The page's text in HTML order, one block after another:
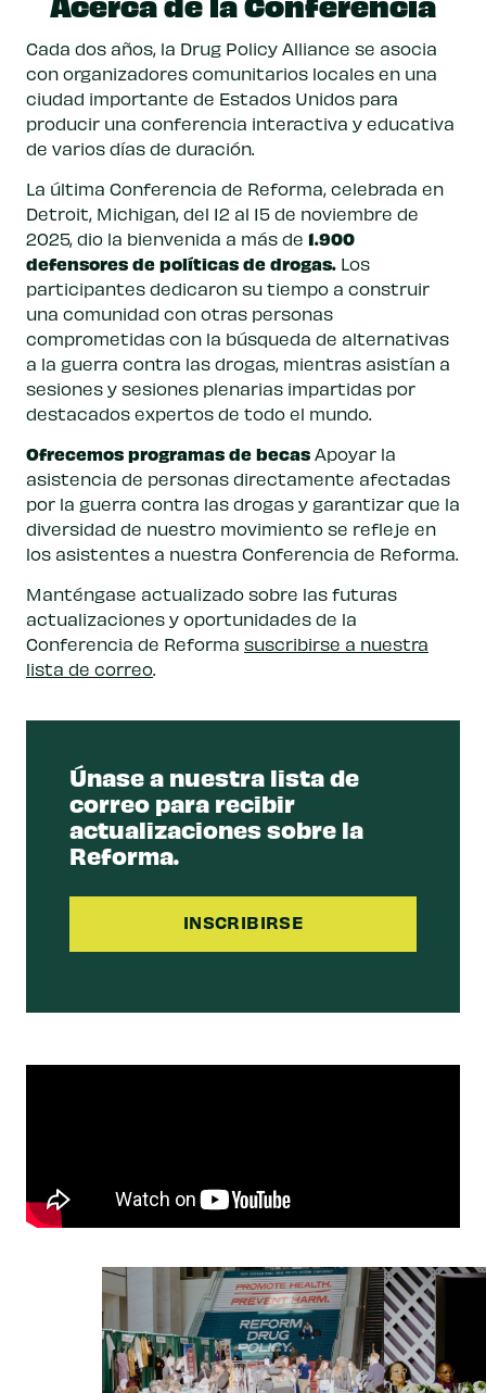
Cada dos años, la Drug Policy Alliance se asocia
con organizadores comunitarios locales en una
ciudad importante de Estados Unidos para
producir una conferencia interactiva y educativa
de varios días de duración.
La última Conferencia de Reforma, celebrada en
Detroit, Michigan, del 12 al 15 de noviembre de
2025, dio la bienvenida a más de 1.900
defensores de políticas de drogas. Los
participantes dedicaron su tiempo a construir
una comunidad con otras personas
comprometidas con la búsqueda de alternativas
a la guerra contra las drogas, mientras asistían a
sesiones y sesiones plenarias impartidas por
destacados expertos de todo el mundo.
Ofrecemos programas de becas Apoyar la
asistencia de personas directamente afectadas
por la guerra contra las drogas y garantizar que la
diversidad de nuestro movimiento se refleje en
los asistentes a nuestra Conferencia de Reforma.
Manténgase actualizado sobre las futuras
actualizaciones y oportunidades de la
Conferencia de Reforma suscribirse a nuestra
lista de correo.
Únase a nuestra lista de
correo para recibir
actualizaciones sobre la
Reforma.
INSCRIBIRSE